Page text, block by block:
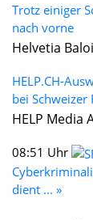
Trotz einiger
nach vorne
Helvetia
HELP.CH-
bei
HELP Media
08:51 Uhr
dient ... »